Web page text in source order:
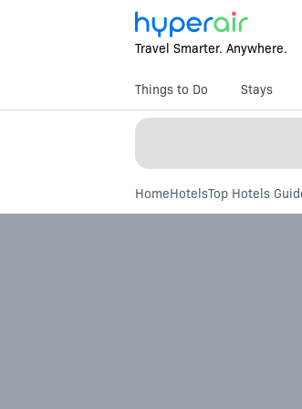
Travel Smarter. Anywhere.
Things to Do Stays
HomeHotelsTop Hotels